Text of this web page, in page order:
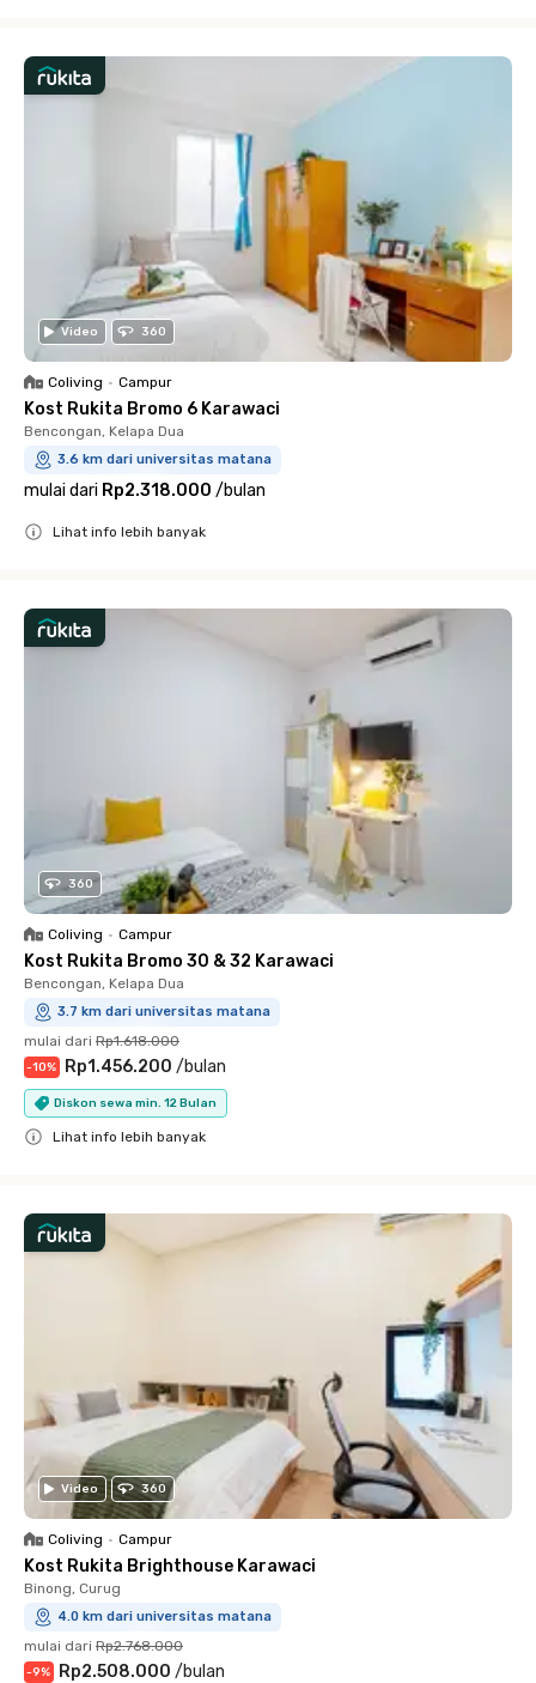
Video 360
Coliving • Campur
Kost Rukita Bromo 6 Karawaci
Bencongan, Kelapa Dua
3.6 km dari universitas matana
mulai dari Rp2.318.000 /bulan
Lihat info lebih banyak
360
Coliving • Campur
Kost Rukita Bromo 30 & 32 Karawaci
Bencongan, Kelapa Dua
3.7 km dari universitas matana
mulai dari Rp1.618.000
-10% Rp1.456.200 /bulan
Diskon sewa min. 12 Bulan
Lihat info lebih banyak
Video 360
Coliving • Campur
Kost Rukita Brighthouse Karawaci
Binong, Curug
4.0 km dari universitas matana
mulai dari Rp2.768.000
-9% Rp2.508.000 /bulan